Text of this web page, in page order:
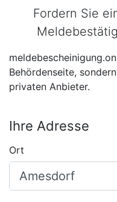
Fordern Sie
Behördenseite,
privaten Anbieter.
Ihre Adresse
Ort